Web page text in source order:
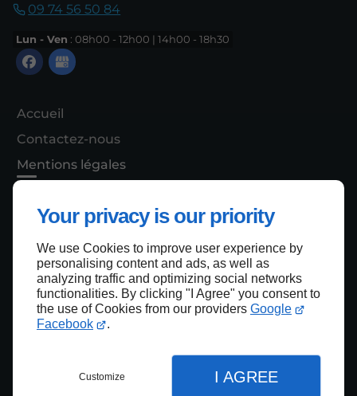
Your privacy is our priority
We use Cookies to improve user experience by
personalising content and ads, as well as
analyzing traffic and optimizing social networks
functionalities. By clicking "I Agree" you consent to
the use of Cookies from our providers Google
Facebook
.
Customize I AGREE
09 74 56 50 84
Lun - Ven : 08h00 - 12h00 | 14h00 - 18h30
Accueil
Contactez-nous
Mentions légales
Haut de page